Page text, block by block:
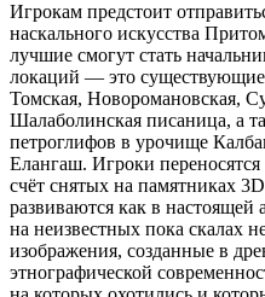
Игрокам предстоит
наскального искусства
лучшие смогут стать
локаций — это
Томская, Новоромановская,
Шалаболинская писаница, а
петроглифов в урочище
Елангаш. Игроки переносятся
счёт снятых на памятниках
развиваются как в
на неизвестных пока скалах
изображения, созданные в
этнографической